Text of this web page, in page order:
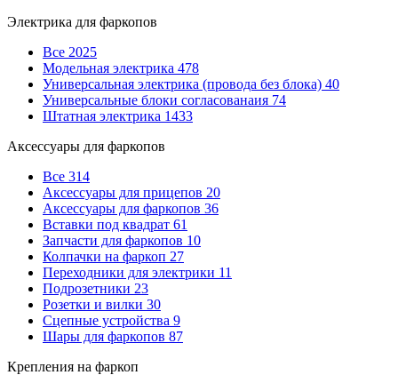
Электрика для фаркопов
Все 2025
Модельная электрика 478
Универсальная электрика (провода без блока) 40
Универсальные блоки согласованаия 74
Штатная электрика 1433
Аксессуары для фаркопов
Все 314
Аксессуары для прицепов 20
Аксессуары для фаркопов 36
Вставки под квадрат 61
Запчасти для фаркопов 10
Колпачки на фаркоп 27
Переходники для электрики 11
Подрозетники 23
Розетки и вилки 30
Сцепные устройства 9
Шары для фаркопов 87
Крепления на фаркоп